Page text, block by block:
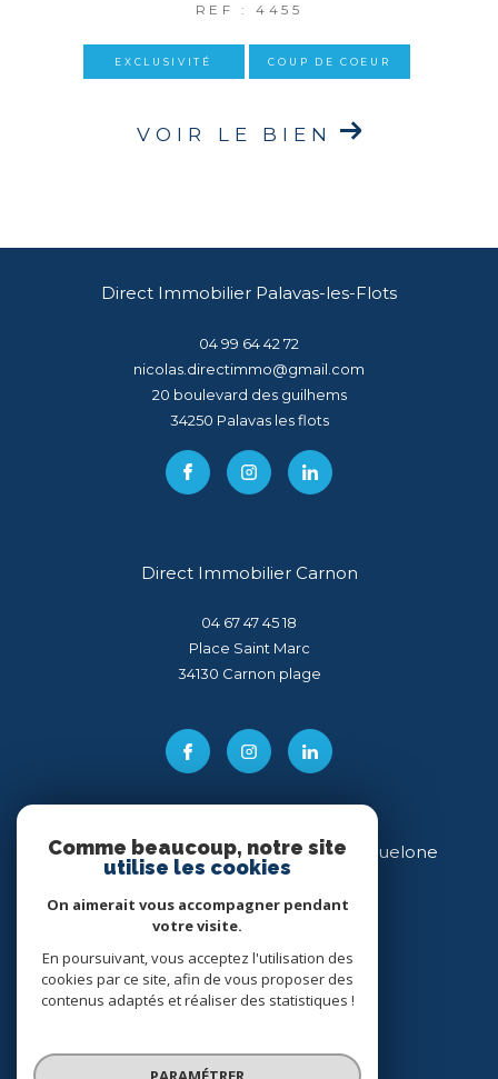
REF : 4455
EXCLUSIVITÉ COUP DE COEUR
VOIR LE BIEN
Direct Immobilier Palavas-les-Flots
04 99 64 42 72
nicolas.directimmo@gmail.com
20 boulevard des guilhems
34250
palavas les flots
Direct Immobilier Carnon
04 67 47 45 18
Place Saint Marc
34130
carnon plage
Direct Immobilier Villeneuve-lès-Maguelone
04 99 54 11 43
34 place des Héros
34750
villeneuve-lès-maguelone
Comme beaucoup, notre site
utilise les cookies
On aimerait vous accompagner pendant
votre visite.
En poursuivant, vous acceptez l'utilisation des
cookies par ce site, afin de vous proposer des
contenus adaptés et réaliser des statistiques !